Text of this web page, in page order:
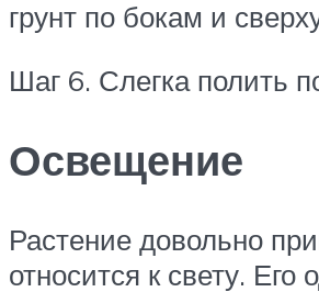
грунт по бокам и
Шаг 6. Слегка полить
Освещение
Растение довольно
относится к свету. Его